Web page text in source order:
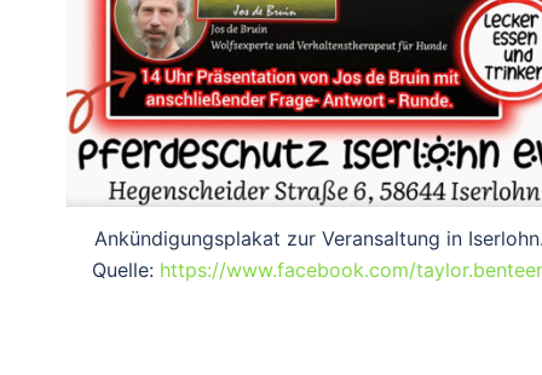
Ankündigungsplakat zur Veransaltung in
Quelle: https://www.facebook.com/